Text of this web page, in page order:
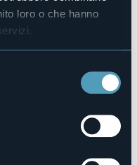
loro o che hanno
del costo del biglietto
5 spettacoli €
(max 2